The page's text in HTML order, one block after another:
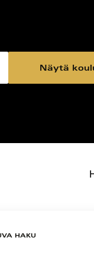
Näytä
HAKU